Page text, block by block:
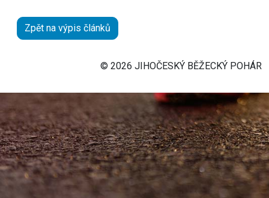
Zpět na výpis článků
© 2026 JIHOČESKÝ BĚŽECKÝ POHÁR